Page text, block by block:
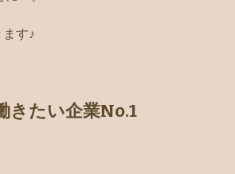
す♪
きたい企業No.1